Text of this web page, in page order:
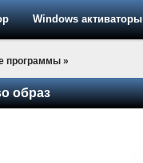
Windows активаторы
программы »
образ